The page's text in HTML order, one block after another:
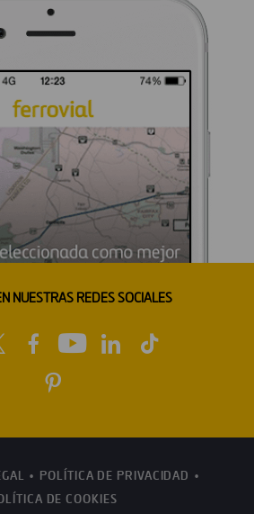
NUESTRAS REDES SOCIALES
POLÍTICA DE PRIVACIDAD
DE COOKIES